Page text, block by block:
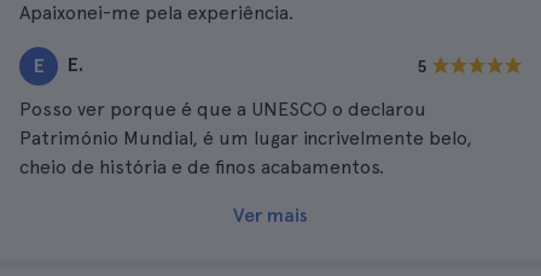
Apaixonei-me pela experiência.
E E. 5
Posso ver porque é que a UNESCO o declarou
Património Mundial, é um lugar incrivelmente belo,
cheio de história e de finos acabamentos.
Ver mais